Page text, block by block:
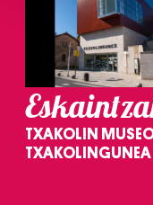
Guk eta gure
prozesatzen
teknologia erabiliz,
pertsonalizatuak
neurtzeko, jendeari
produktuak
erabiltzen dituen
Bazkide batzuek ez
TXAKOLIN
TXAKOLINGUNEA